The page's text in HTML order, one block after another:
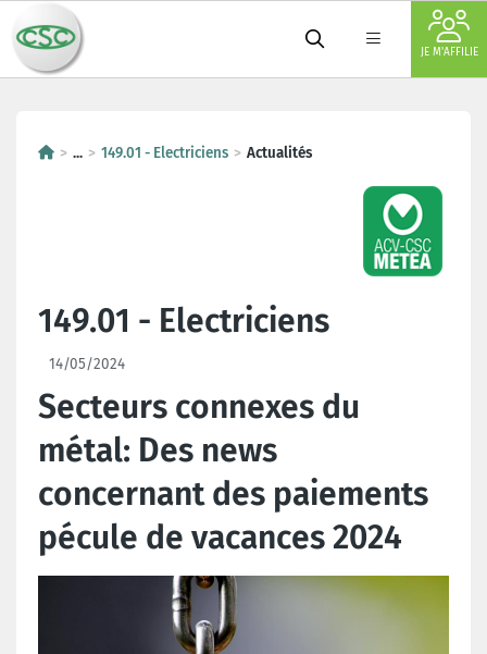
JE M'AFFILIE
... 149.01 - Electriciens Actualités
149.01 - Electriciens
14/05/2024
Secteurs connexes du
métal: Des news
concernant des paiements
pécule de vacances 2024